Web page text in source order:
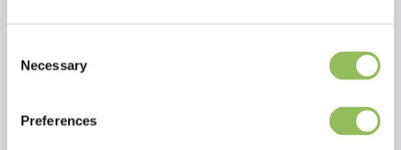
Selection
Necessary
Preferences
€59,98